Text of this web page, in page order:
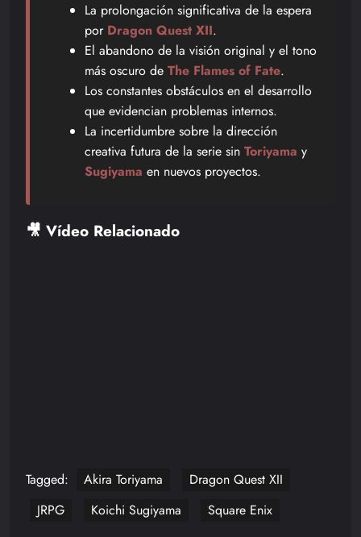
La prolongación significativa de la espera
por Dragon Quest XII.
El abandono de la visión original y el tono
más oscuro de The Flames of Fate.
Los constantes obstáculos en el desarrollo
que evidencian problemas internos.
La incertidumbre sobre la dirección
creativa futura de la serie sin Toriyama y
Sugiyama en nuevos proyectos.
🎥 Vídeo Relacionado
Tagged: Akira Toriyama
Dragon Quest XII
JRPG
Koichi Sugiyama Square Enix